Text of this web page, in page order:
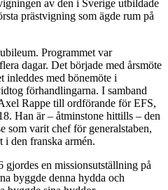
av den i Sverige utbildade
prästvigning som ägde rum på
Programmet var
dagar. Det började med årsmöte
inleddes med bönemöte i
förhandlingarna. I samband
Rappe till ordförande för EFS,
Han är – åtminstone hittills – den
som varit chef för generalstaben,
i den franska armén.